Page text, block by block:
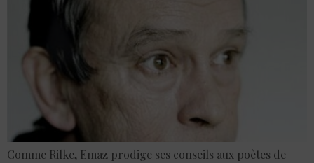
Comme Rilke, Emaz prodige ses conseils aux poètes de